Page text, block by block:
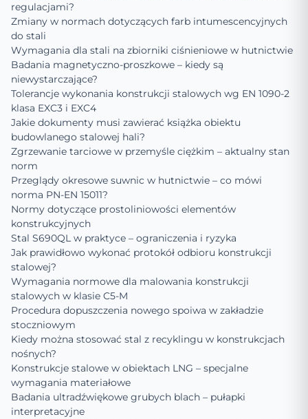
regulacjami?
Zmiany w normach dotyczących farb intumescencyjnych
do stali
Wymagania dla stali na zbiorniki ciśnieniowe w hutnictwie
Badania magnetyczno-proszkowe – kiedy są
niewystarczające?
Tolerancje wykonania konstrukcji stalowych wg EN 1090-2
klasa EXC3 i EXC4
Jakie dokumenty musi zawierać książka obiektu
budowlanego stalowej hali?
Zgrzewanie tarciowe w przemyśle ciężkim – aktualny stan
norm
Przeglądy okresowe suwnic w hutnictwie – co mówi
norma PN-EN 15011?
Normy dotyczące prostoliniowości elementów
konstrukcyjnych
Stal S690QL w praktyce – ograniczenia i ryzyka
Jak prawidłowo wykonać protokół odbioru konstrukcji
stalowej?
Wymagania normowe dla malowania konstrukcji
stalowych w klasie C5-M
Procedura dopuszczenia nowego spoiwa w zakładzie
stoczniowym
Kiedy można stosować stal z recyklingu w konstrukcjach
nośnych?
Konstrukcje stalowe w obiektach LNG – specjalne
wymagania materiałowe
Badania ultradźwiękowe grubych blach – pułapki
interpretacyjne